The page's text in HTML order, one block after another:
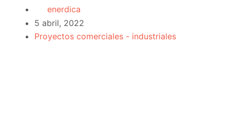
enerdica
5 abril, 2022
Proyectos comerciales - industriales